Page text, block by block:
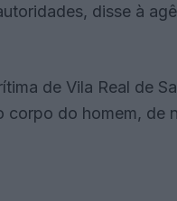
disse à
de Vila Real de
do homem, de